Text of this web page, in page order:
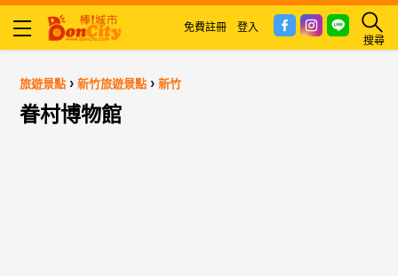
搜尋
免費註冊 登入
旅遊景點 ›新竹旅遊景點 ›新竹
眷村博物館